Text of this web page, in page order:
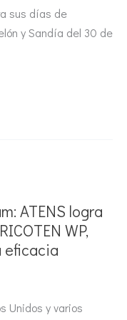
sus días de
y Sandía del 30 de
ATENS logra
WP,
eficacia
Unidos y varios